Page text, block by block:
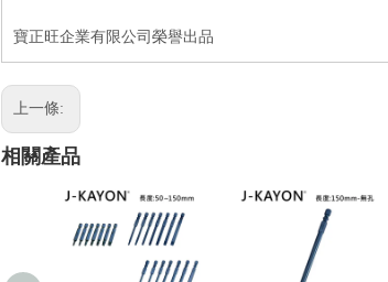
寶正旺企業有限公司榮譽出品
上一條:
相關產品